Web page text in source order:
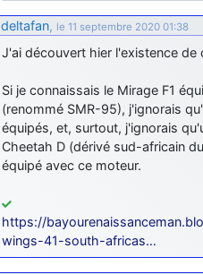
d9pouces: Je me rattraperai à la
d9pouces : Malheureusement
meeting de Lann Bihoué de 2026 ?
cachée dans les pins : Coucou
au site!
jericho: Bonne année et tous
little boy
année!
jericho: Merci D9pouces, à mon
deltafan, le 11 septembre 2020 01:38
J'ai découvert hier l'existence de
Si je connaissais le Mirage F1
(renommé SMR-95), j'ignorais
équipés, et, surtout, j'ignorais
Cheetah D (dérivé sud-africain
équipé avec ce moteur.
https://
wings-41-south-africas…